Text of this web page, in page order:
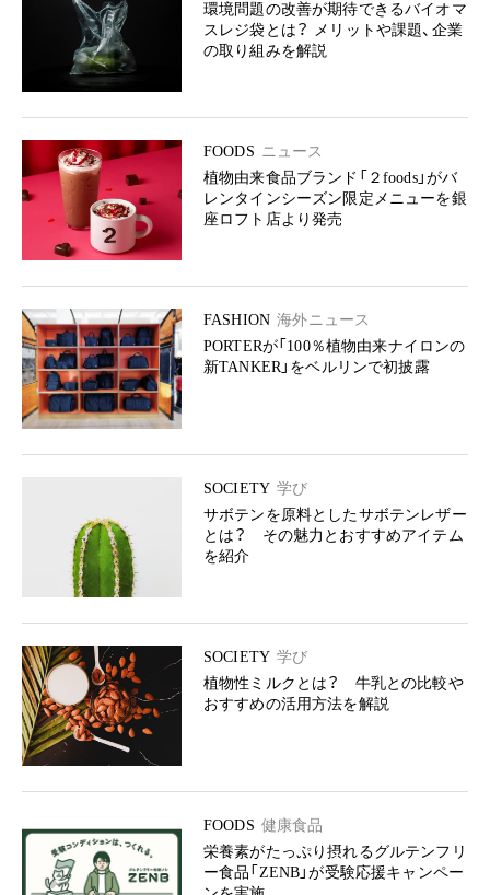
環境問題の改善が期待できるバイオマ
スレジ袋とは？ メリットや課題、企業
の取り組みを解説
FOODS ニュース
植物由来食品ブランド「２foods」がバ
レンタインシーズン限定メニューを銀
座ロフト店より発売
FASHION 海外ニュース
PORTERが「100％植物由来ナイロンの
新TANKER」をベルリンで初披露
SOCIETY 学び
サボテンを原料としたサボテンレザー
とは？ その魅力とおすすめアイテム
を紹介
SOCIETY 学び
植物性ミルクとは？ 牛乳との比較や
おすすめの活用方法を解説
FOODS 健康食品
栄養素がたっぷり摂れるグルテンフリ
ー食品「ZENB」が受験応援キャンペー